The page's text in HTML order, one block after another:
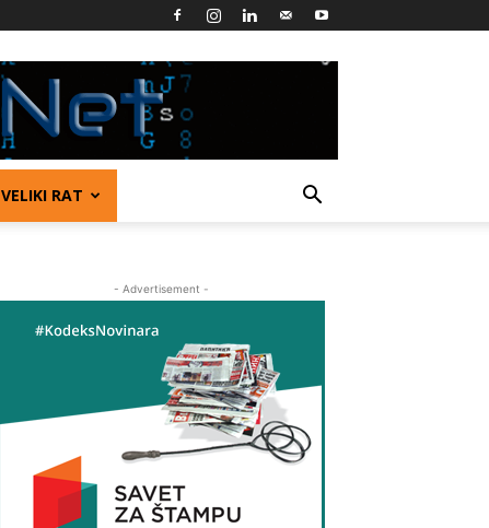
VELIKI RAT
- Advertisement -